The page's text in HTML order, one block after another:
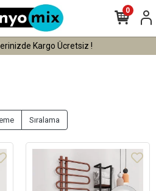
Vade Farksız 3 Taksit !
0
Sıralama